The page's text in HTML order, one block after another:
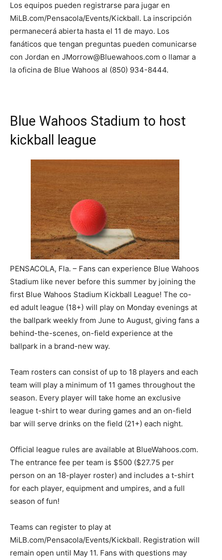
Los equipos pueden registrarse para jugar en
MiLB.com/Pensacola/Events/Kickball. La inscripción
permanecerá abierta hasta el 11 de mayo. Los
fanáticos que tengan preguntas pueden comunicarse
con Jordan en JMorrow@Bluewahoos.com o llamar a
la oficina de Blue Wahoos al (850) 934-8444.
Blue Wahoos Stadium to host
kickball league
PENSACOLA, Fla. – Fans can experience Blue Wahoos
Stadium like never before this summer by joining the
first Blue Wahoos Stadium Kickball League! The co-
ed adult league (18+) will play on Monday evenings at
the ballpark weekly from June to August, giving fans a
behind-the-scenes, on-field experience at the
ballpark in a brand-new way.
Team rosters can consist of up to 18 players and each
team will play a minimum of 11 games throughout the
season. Every player will take home an exclusive
league t-shirt to wear during games and an on-field
bar will serve drinks on the field (21+) each night.
Official league rules are available at BlueWahoos.com.
The entrance fee per team is $500 ($27.75 per
person on an 18-player roster) and includes a t-shirt
for each player, equipment and umpires, and a full
season of fun!
Teams can register to play at
MiLB.com/Pensacola/Events/Kickball. Registration will
remain open until May 11. Fans with questions may